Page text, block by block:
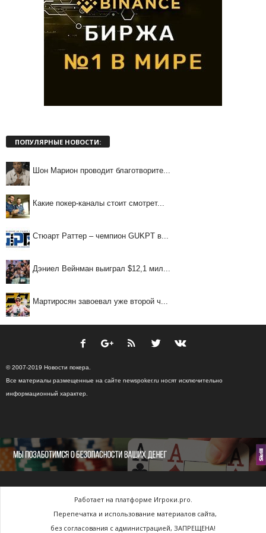
ПОПУЛЯРНЫЕ НОВОСТИ:
Шон Марион проводит благотворите...
Какие покер-каналы стоит смотрет...
Стюарт Раттер – чемпион GUKPT в...
Дэниел Вейнман выиграл $12,1 мил...
Мартиросян завоевал уже второй ч...
© 2007-2019 Новости покера.
Все материалы размещенные на сайте newspoker.ru носят исключительно
информационный характер.
Работает на платформе Игроки.pro.
Перепечатка и использование материалов сайта,
без согласования с администрацией, ЗАПРЕЩЕНА!